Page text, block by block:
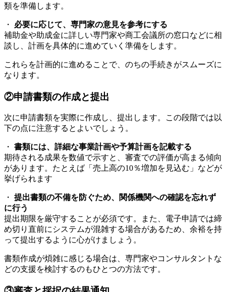
類を準備します。
・ 必要に応じて、専門家の意見を参考にする
補助金や助成金に詳しい専門家や商工会議所の窓口などに相
談し、計画を具体的に進めていく準備をします。
これらを計画的に進めることで、のちの手続きがスムーズに
なります。
②申請書類の作成と提出
次に申請書類を実際に作成し、提出します。この段階では以
下の点に注意するとよいでしょう。
・ 書類には、詳細な事業計画や予算計画を記載する
期待される成果を数値で示すと、審査での評価が高まる傾向
があります。たとえば「売上高の10％増加を見込む」などが
挙げられます
・ 提出書類の不備を防ぐため、関係機関への確認を忘れず
に行う
提出期限を厳守することが必須です。また、電子申請では締
め切り直前にシステムが混雑する場合があるため、余裕を持
って提出するように心がけましょう。
書類作成が煩雑に感じる場合は、専門家やコンサルタントな
どの支援を検討するのもひとつの方法です。